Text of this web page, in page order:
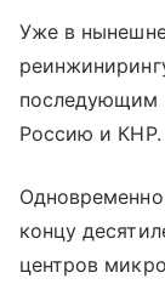
Уже в
последующим
Россию и КНР.
концу
центров